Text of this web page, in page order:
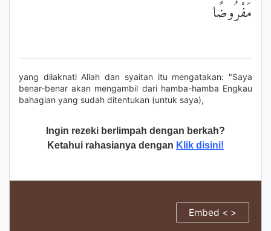
مَفْرُوضًا
yang dilaknati Allah dan syaitan itu mengatakan: "Saya
benar-benar akan mengambil dari hamba-hamba Engkau
bahagian yang sudah ditentukan (untuk saya),
Ingin rezeki berlimpah dengan berkah?
Ketahui rahasianya dengan Klik disini!
Embed < >